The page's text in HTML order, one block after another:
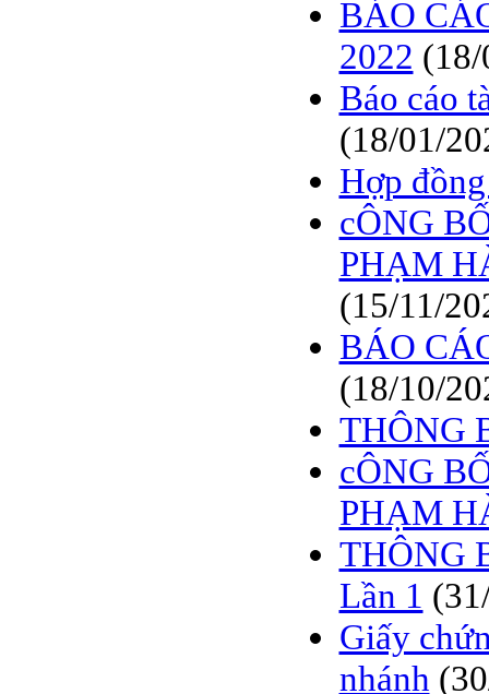
BÁO
2022
Báo cáo
(18/01/
Hợp
cÔNG
PHẠM
(15/11/
BÁO
(18/10/
THÔNG
cÔNG
PHẠM
THÔNG
Lần 1
Giấy
nhánh